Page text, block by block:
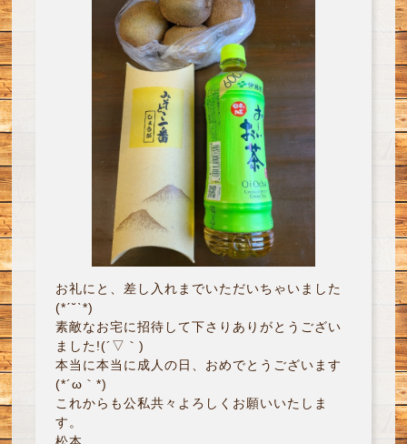
お礼にと、差し入れまでいただいちゃいました
(*ˊ˘ˋ*)
素敵なお宅に招待して下さりありがとうござい
ました!(´▽｀)
本当に本当に成人の日、おめでとうございます
(*´ω｀*)
これからも公私共々よろしくお願いいたしま
す。